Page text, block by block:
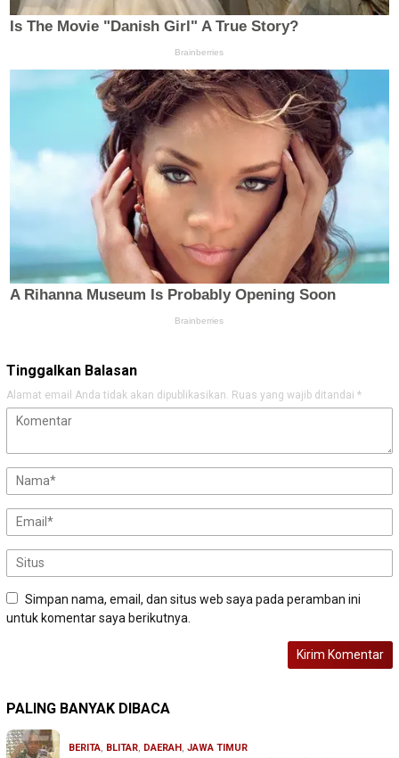
Tinggalkan Balasan
Alamat email Anda tidak akan dipublikasikan. Ruas yang wajib ditandai *
Simpan nama, email, dan situs web saya pada peramban ini
untuk komentar saya berikutnya.
PALING BANYAK DIBACA
BERITA, BLITAR, DAERAH, JAWA TIMUR